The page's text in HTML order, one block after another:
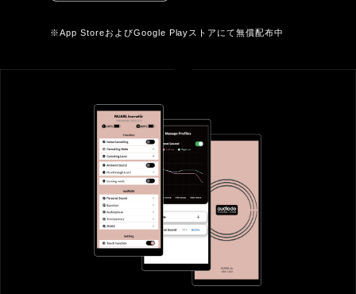
※App StoreおよびGoogle Playストアにて無償配布中